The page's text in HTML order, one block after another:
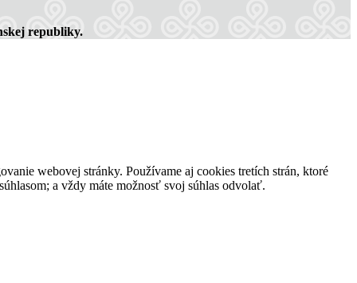
republiky.
webovej stránky. Používame aj cookies tretích strán, ktoré
a vždy máte možnosť svoj súhlas odvolať.